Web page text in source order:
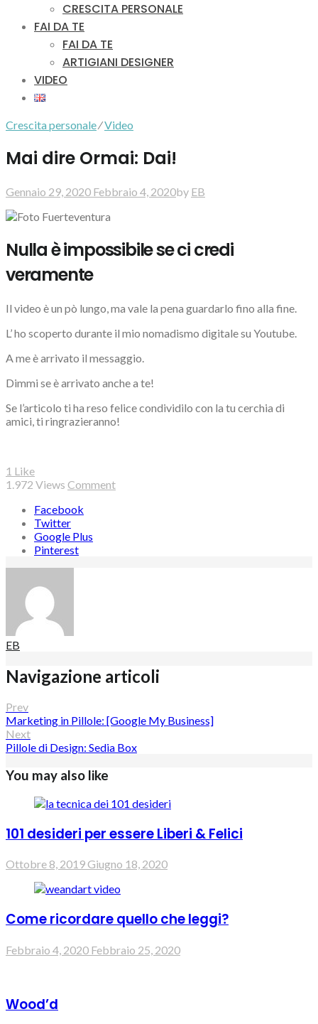
CRESCITA PERSONALE
FAI DA TE
FAI DA TE
ARTIGIANI DESIGNER
VIDEO
Crescita personale⁄Video
Mai dire Ormai: Dai!
Gennaio 29, 2020 Febbraio 4, 2020by EB
Nulla è impossibile se ci credi
veramente
Il video è un pò lungo, ma vale la pena guardarlo fino alla fine.
L’ ho scoperto durante il mio nomadismo digitale su Youtube.
A me è arrivato il messaggio.
Dimmi se è arrivato anche a te!
Se l’articolo ti ha reso felice condividilo con la tu cerchia di
amici, ti ringrazieranno!
1 Like
1.972 Views Comment
Facebook
Twitter
Google Plus
Pinterest
EB
Navigazione articoli
Prev
Marketing in Pillole: [Google My Business]
Next
Pillole di Design: Sedia Box
You may also like
101 desideri per essere Liberi & Felici
Ottobre 8, 2019Giugno 18, 2020
Come ricordare quello che leggi?
Febbraio 4, 2020 Febbraio 25, 2020
Wood’d